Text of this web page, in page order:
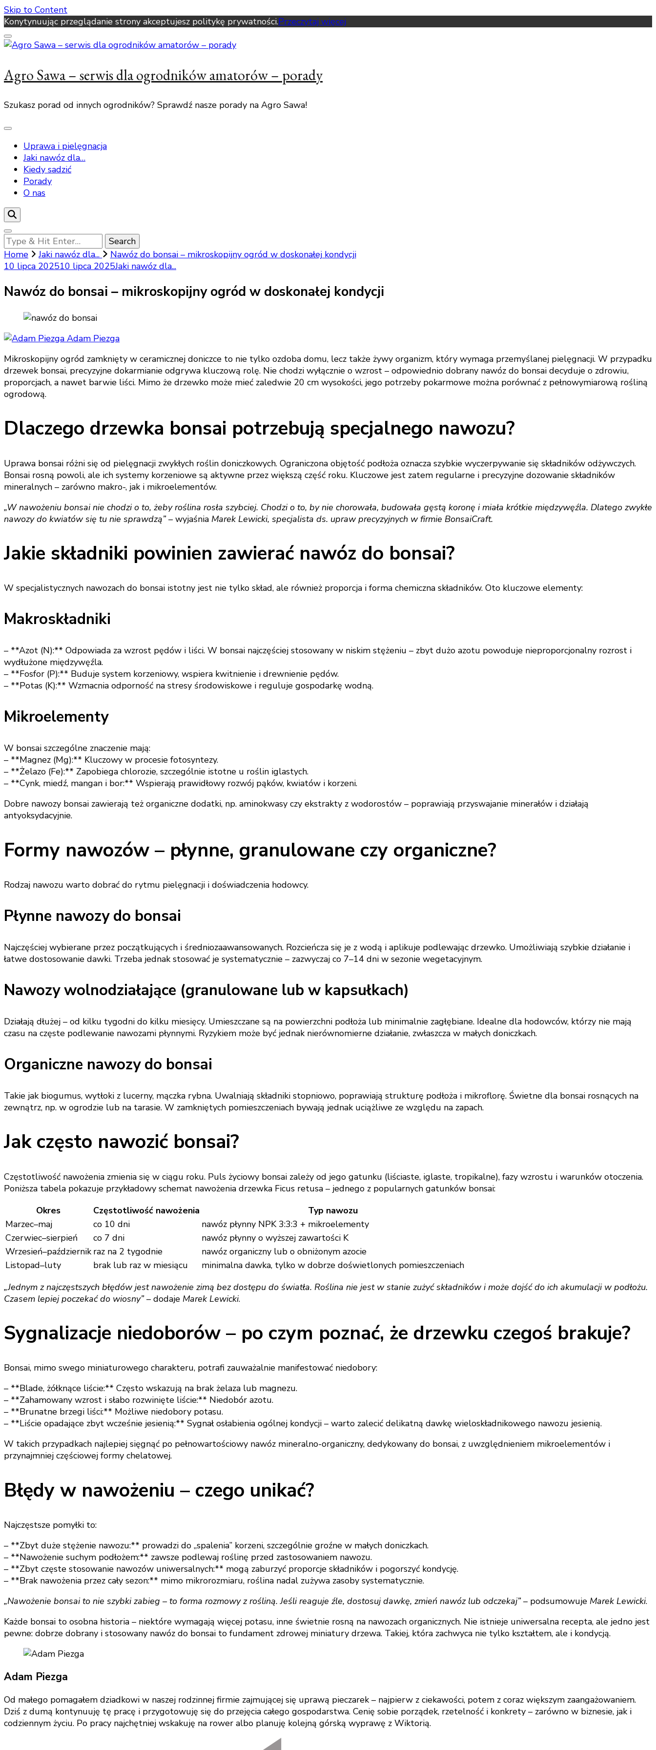
Skip to Content
Konytynuując przeglądanie strony akceptujesz politykę prywatności.Przeczytaj więcej
Agro Sawa – serwis dla ogrodników amatorów – porady
Szukasz porad od innych ogrodników? Sprawdź nasze porady na Agro Sawa!
Uprawa i pielęgnacja
Jaki nawóz dla…
Kiedy sadzić
Porady
O nas
Looking
for
Something?
Home Jaki nawóz dla...
Nawóz do bonsai – mikroskopijny ogród w doskonałej kondycji
10 lipca 202510 lipca 2025Jaki nawóz dla...
Nawóz do bonsai – mikroskopijny ogród w doskonałej kondycji
Adam Piezga
Mikroskopijny ogród zamknięty w ceramicznej doniczce to nie tylko ozdoba domu, lecz także żywy organizm, który wymaga przemyślanej pielęgnacji. W przypadku
drzewek bonsai, precyzyjne dokarmianie odgrywa kluczową rolę. Nie chodzi wyłącznie o wzrost – odpowiednio dobrany nawóz do bonsai decyduje o zdrowiu,
proporcjach, a nawet barwie liści. Mimo że drzewko może mieć zaledwie 20 cm wysokości, jego potrzeby pokarmowe można porównać z pełnowymiarową rośliną
ogrodową.
Dlaczego drzewka bonsai potrzebują specjalnego nawozu?
Uprawa bonsai różni się od pielęgnacji zwykłych roślin doniczkowych. Ograniczona objętość podłoża oznacza szybkie wyczerpywanie się składników odżywczych.
Bonsai rosną powoli, ale ich systemy korzeniowe są aktywne przez większą część roku. Kluczowe jest zatem regularne i precyzyjne dozowanie składników
mineralnych – zarówno makro-, jak i mikroelementów.
„W nawożeniu bonsai nie chodzi o to, żeby roślina rosła szybciej. Chodzi o to, by nie chorowała, budowała gęstą koronę i miała krótkie międzywęźla. Dlatego zwykłe
nawozy do kwiatów się tu nie sprawdzą”– wyjaśnia Marek Lewicki, specjalista ds. upraw precyzyjnych w firmie BonsaiCraft.
Jakie składniki powinien zawierać nawóz do bonsai?
W specjalistycznych nawozach do bonsai istotny jest nie tylko skład, ale również proporcja i forma chemiczna składników. Oto kluczowe elementy:
Makroskładniki
– **Azot (N):** Odpowiada za wzrost pędów i liści. W bonsai najczęściej stosowany w niskim stężeniu – zbyt dużo azotu powoduje nieproporcjonalny rozrost i
wydłużone międzywęźla.
– **Fosfor (P):** Buduje system korzeniowy, wspiera kwitnienie i drewnienie pędów.
– **Potas (K):** Wzmacnia odporność na stresy środowiskowe i reguluje gospodarkę wodną.
Mikroelementy
W bonsai szczególne znaczenie mają:
– **Magnez (Mg):** Kluczowy w procesie fotosyntezy.
– **Żelazo (Fe):** Zapobiega chlorozie, szczególnie istotne u roślin iglastych.
– **Cynk, miedź, mangan i bor:** Wspierają prawidłowy rozwój pąków, kwiatów i korzeni.
Dobre nawozy bonsai zawierają też organiczne dodatki, np. aminokwasy czy ekstrakty z wodorostów – poprawiają przyswajanie minerałów i działają
antyoksydacyjnie.
Formy nawozów – płynne, granulowane czy organiczne?
Rodzaj nawozu warto dobrać do rytmu pielęgnacji i doświadczenia hodowcy.
Płynne nawozy do bonsai
Najczęściej wybierane przez początkujących i średniozaawansowanych. Rozcieńcza się je z wodą i aplikuje podlewając drzewko. Umożliwiają szybkie działanie i
łatwe dostosowanie dawki. Trzeba jednak stosować je systematycznie – zazwyczaj co 7–14 dni w sezonie wegetacyjnym.
Nawozy wolnodziałające (granulowane lub w kapsułkach)
Działają dłużej – od kilku tygodni do kilku miesięcy. Umieszczane są na powierzchni podłoża lub minimalnie zagłębiane. Idealne dla hodowców, którzy nie mają
czasu na częste podlewanie nawozami płynnymi. Ryzykiem może być jednak nierównomierne działanie, zwłaszcza w małych doniczkach.
Organiczne nawozy do bonsai
Takie jak biogumus, wytłoki z lucerny, mączka rybna. Uwalniają składniki stopniowo, poprawiają strukturę podłoża i mikroflorę. Świetne dla bonsai rosnących na
zewnątrz, np. w ogrodzie lub na tarasie. W zamkniętych pomieszczeniach bywają jednak uciążliwe ze względu na zapach.
Jak często nawozić bonsai?
Częstotliwość nawożenia zmienia się w ciągu roku. Puls życiowy bonsai zależy od jego gatunku (liściaste, iglaste, tropikalne), fazy wzrostu i warunków otoczenia.
Poniższa tabela pokazuje przykładowy schemat nawożenia drzewka Ficus retusa – jednego z popularnych gatunków bonsai:
Okres
Częstotliwość nawożenia
Typ nawozu
Marzec–maj
co 10 dni
nawóz płynny NPK 3:3:3 + mikroelementy
Czerwiec–sierpień
co 7 dni
nawóz płynny o wyższej zawartości K
Wrzesień–październik raz na 2 tygodnie
nawóz organiczny lub o obniżonym azocie
Listopad–luty
brak lub raz w miesiącu
minimalna dawka, tylko w dobrze doświetlonych pomieszczeniach
„Jednym z najczęstszych błędów jest nawożenie zimą bez dostępu do światła. Roślina nie jest w stanie zużyć składników i może dojść do ich akumulacji w podłożu.
Czasem lepiej poczekać do wiosny”– dodaje Marek Lewicki.
Sygnalizacje niedoborów – po czym poznać, że drzewku czegoś brakuje?
Bonsai, mimo swego miniaturowego charakteru, potrafi zauważalnie manifestować niedobory:
– **Blade, żółknące liście:** Często wskazują na brak żelaza lub magnezu.
– **Zahamowany wzrost i słabo rozwinięte liście:** Niedobór azotu.
– **Brunatne brzegi liści:** Możliwe niedobory potasu.
– **Liście opadające zbyt wcześnie jesienią:** Sygnał osłabienia ogólnej kondycji – warto zalecić delikatną dawkę wieloskładnikowego nawozu jesienią.
W takich przypadkach najlepiej sięgnąć po pełnowartościowy nawóz mineralno-organiczny, dedykowany do bonsai, z uwzględnieniem mikroelementów i
przynajmniej częściowej formy chelatowej.
Błędy w nawożeniu – czego unikać?
Najczęstsze pomyłki to:
– **Zbyt duże stężenie nawozu:** prowadzi do „spalenia” korzeni, szczególnie groźne w małych doniczkach.
– **Nawożenie suchym podłożem:** zawsze podlewaj roślinę przed zastosowaniem nawozu.
– **Zbyt częste stosowanie nawozów uniwersalnych:** mogą zaburzyć proporcje składników i pogorszyć kondycję.
– **Brak nawożenia przez cały sezon:** mimo mikrorozmiaru, roślina nadal zużywa zasoby systematycznie.
„Nawożenie bonsai to nie szybki zabieg – to forma rozmowy z rośliną. Jeśli reaguje źle, dostosuj dawkę, zmień nawóz lub odczekaj”– podsumowuje Marek Lewicki.
Każde bonsai to osobna historia – niektóre wymagają więcej potasu, inne świetnie rosną na nawozach organicznych. Nie istnieje uniwersalna recepta, ale jedno jest
pewne: dobrze dobrany i stosowany nawóz do bonsai to fundament zdrowej miniatury drzewa. Takiej, która zachwyca nie tylko kształtem, ale i kondycją.
Adam Piezga
Od małego pomagałem dziadkowi w naszej rodzinnej firmie zajmującej się uprawą pieczarek – najpierw z ciekawości, potem z coraz większym zaangażowaniem.
Dziś z dumą kontynuuję tę pracę i przygotowuję się do przejęcia całego gospodarstwa. Cenię sobie porządek, rzetelność i konkrety – zarówno w biznesie, jak i
codziennym życiu. Po pracy najchętniej wskakuję na rower albo planuję kolejną górską wyprawę z Wiktorią.